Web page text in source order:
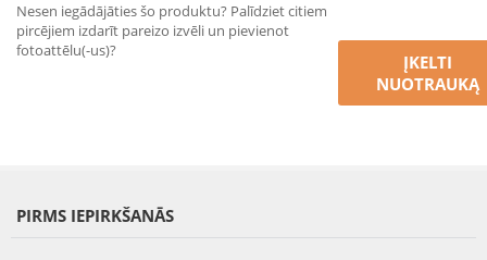
Nesen iegādājāties šo produktu? Palīdziet citiem
pircējiem izdarīt pareizo izvēli un pievienot
fotoattēlu(-us)?
ĮKELTI
NUOTRAUKĄ
PIRMS IEPIRKŠANĀS